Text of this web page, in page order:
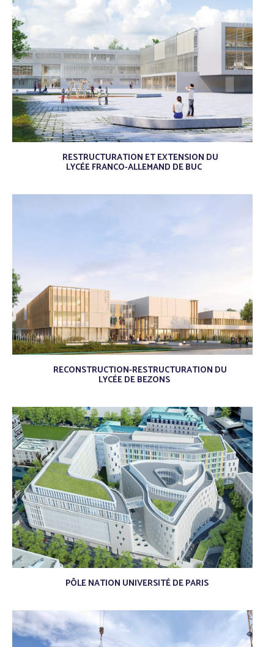
RESTRUCTURATION ET EXTENSION DU
LYCÉE FRANCO-ALLEMAND DE BUC
RECONSTRUCTION-RESTRUCTURATION DU
LYCÉE DE BEZONS
/
/
PÔLE NATION UNIVERSITÉ DE PARIS